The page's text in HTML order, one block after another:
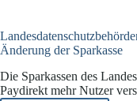
Änderung der Sparkasse
Die Sparkassen des
Paydirekt mehr Nutzer